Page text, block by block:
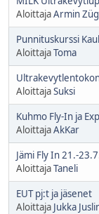
AloittajaArmin
Punnituskurssi
AloittajaToma
AloittajaSuksi
Kuhmo Fly-In ja
AloittajaAkKar
Jämi Fly In 21.-
AloittajaTaneli
EUT pj:t ja jäsenet
Aloittaja Jukka